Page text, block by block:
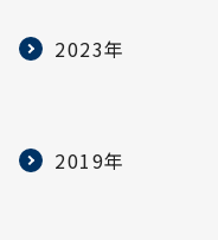
2023年
2019年